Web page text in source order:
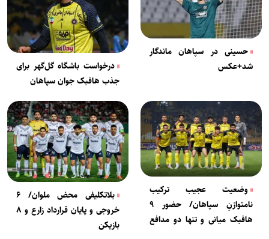
حسینی در سپاهان ماندگار
شد+عکس
درخواست باشگاه گل‌گهر برای
جذب هافبک جوان سپاهان
وضعیت عجیب ترکیب
نامتوازنِ سپاهان/ حضور ۹
هافبک میانی و تنها دو مدافع
بلاتکلیفی محض ملوان/ ۶
خروجی و پایان قرارداد زارع و ۸
بازیکن